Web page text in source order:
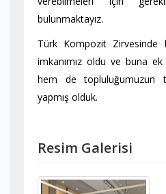
bulunmaktayız.
Türk Kompozit
imkanımız oldu ve buna
hem de topluluğumuzun
yapmış olduk.
Resim Galerisi